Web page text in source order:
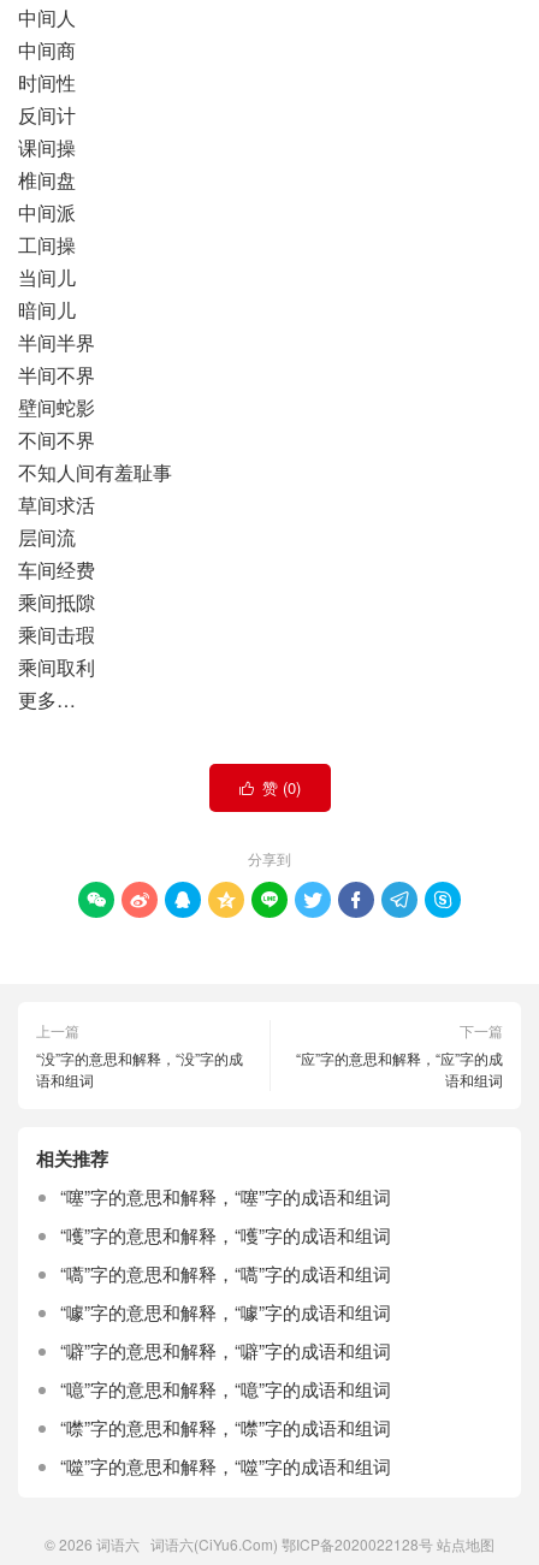
中间人
中间商
时间性
反间计
课间操
椎间盘
中间派
工间操
当间儿
暗间儿
半间半界
半间不界
壁间蛇影
不间不界
不知人间有羞耻事
草间求活
层间流
车间经费
乘间抵隙
乘间击瑕
乘间取利
更多…
 赞 (0)
分享到
        
上一篇
“没”字的意思和解释，“没”字的成
语和组词
下一篇
“应”字的意思和解释，“应”字的成
语和组词
相关推荐
“噻”字的意思和解释，“噻”字的成语和组词
“嚄”字的意思和解释，“嚄”字的成语和组词
“嚆”字的意思和解释，“嚆”字的成语和组词
“噱”字的意思和解释，“噱”字的成语和组词
“噼”字的意思和解释，“噼”字的成语和组词
“噫”字的意思和解释，“噫”字的成语和组词
“噤”字的意思和解释，“噤”字的成语和组词
“噬”字的意思和解释，“噬”字的成语和组词
© 2026 词语六 词语六(CiYu6.Com) 鄂ICP备2020022128号站点地图